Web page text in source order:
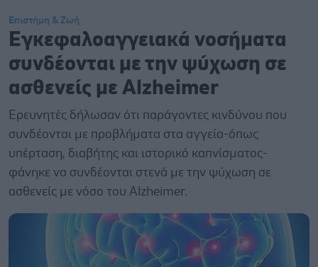
Επιστήμη & Ζωή
Εγκεφαλοαγγειακά νοσήματα
συνδέονται με την ψύχωση σε
ασθενείς με Alzheimer
Ερευνητές δήλωσαν ότι παράγοντες κινδύνου που
συνδέονται με προβλήματα στα αγγεία-όπως
υπέρταση, διαβήτης και ιστορικό καπνίσματος-
φάνηκε να συνδέονται στενά με την ψύχωση σε
ασθενείς με νόσο του Alzheimer.